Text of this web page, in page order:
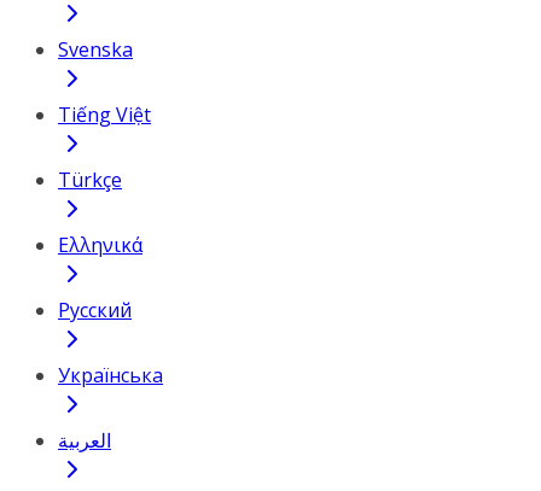
Svenska
Tiếng Việt
Türkçe
Ελληνικά
Русский
Українська
العربية